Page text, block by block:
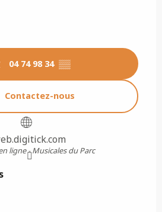
04 74 98 34 ▒▒
Contactez-nous
ligne - Musicales du Parc